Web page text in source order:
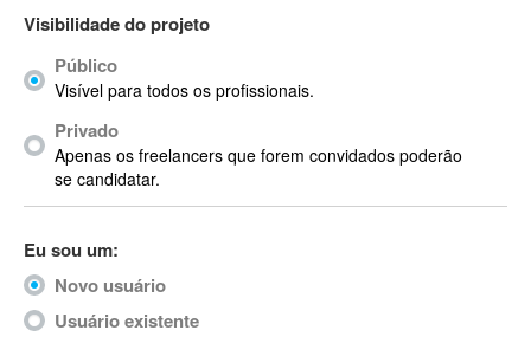
ACPI
Acrobat X
ACT
Actian
Actimize
ActionScript 3
Active Directory
ActiveCollab
Visibilidade do projeto
Público
Visível para todos os profissionais.
Privado
Apenas os freelancers que forem convidados poderão
se candidatar.
Eu sou um:
Novo usuário
Usuário existente